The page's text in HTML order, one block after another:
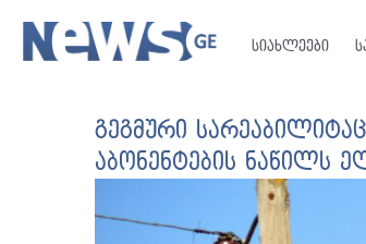
სიახლეები
გეგმური
აბონენტების ნაწილს